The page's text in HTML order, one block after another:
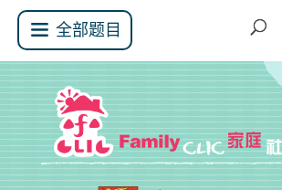
全部题目